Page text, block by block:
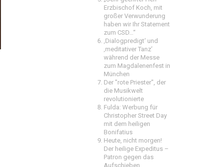
Erzbischof Koch, mit
großer Verwunderung
haben wir Ihr Statement
zum CSD…“
‚Dialogpredigt‘ und
‚meditativer Tanz’
während der Messe
zum Magdalenenfest in
München
Der "rote Priester", der
die Musikwelt
revolutionierte
Fulda: Werbung für
Christopher Street Day
mit dem heiligen
Bonifatius
Heute, nicht morgen!
Der heilige Expeditus –
Patron gegen das
Aufschieben